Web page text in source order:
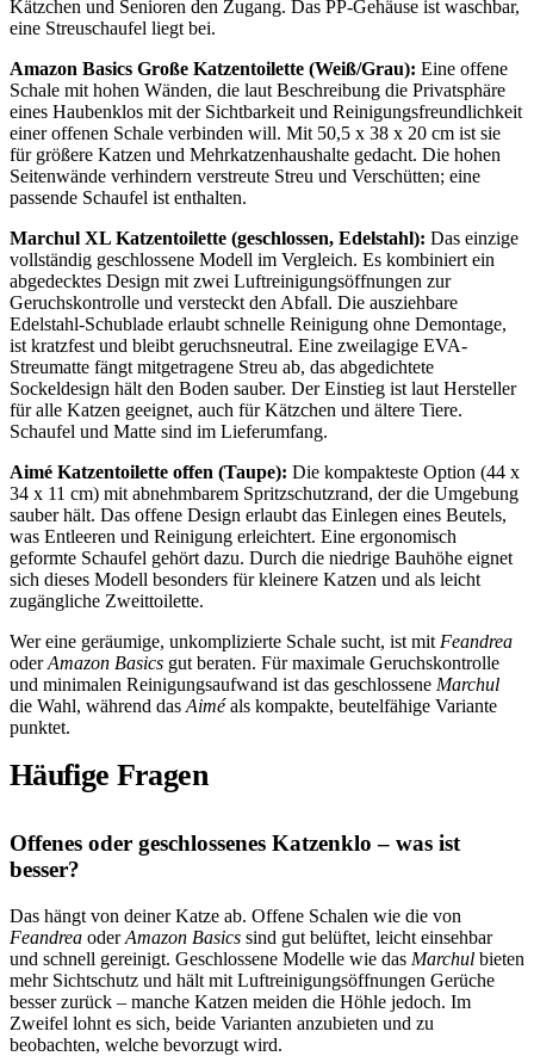
Kätzchen und Senioren den Zugang. Das PP-Gehäuse ist waschbar,
eine Streuschaufel liegt bei.
Amazon Basics Große Katzentoilette (Weiß/Grau): Eine offene
Schale mit hohen Wänden, die laut Beschreibung die Privatsphäre
eines Haubenklos mit der Sichtbarkeit und Reinigungsfreundlichkeit
einer offenen Schale verbinden will. Mit 50,5 x 38 x 20 cm ist sie
für größere Katzen und Mehrkatzenhaushalte gedacht. Die hohen
Seitenwände verhindern verstreute Streu und Verschütten; eine
passende Schaufel ist enthalten.
Marchul XL Katzentoilette (geschlossen, Edelstahl): Das einzige
vollständig geschlossene Modell im Vergleich. Es kombiniert ein
abgedecktes Design mit zwei Luftreinigungsöffnungen zur
Geruchskontrolle und versteckt den Abfall. Die ausziehbare
Edelstahl-Schublade erlaubt schnelle Reinigung ohne Demontage,
ist kratzfest und bleibt geruchsneutral. Eine zweilagige EVA-
Streumatte fängt mitgetragene Streu ab, das abgedichtete
Sockeldesign hält den Boden sauber. Der Einstieg ist laut Hersteller
für alle Katzen geeignet, auch für Kätzchen und ältere Tiere.
Schaufel und Matte sind im Lieferumfang.
Aimé Katzentoilette offen (Taupe): Die kompakteste Option (44 x
34 x 11 cm) mit abnehmbarem Spritzschutzrand, der die Umgebung
sauber hält. Das offene Design erlaubt das Einlegen eines Beutels,
was Entleeren und Reinigung erleichtert. Eine ergonomisch
geformte Schaufel gehört dazu. Durch die niedrige Bauhöhe eignet
sich dieses Modell besonders für kleinere Katzen und als leicht
zugängliche Zweittoilette.
Wer eine geräumige, unkomplizierte Schale sucht, ist mit Feandrea
oderAmazon Basics gut beraten. Für maximale Geruchskontrolle
und minimalen Reinigungsaufwand ist das geschlossene Marchul
die Wahl, während das Aiméals kompakte, beutelfähige Variante
punktet.
Häufige Fragen
Offenes oder geschlossenes Katzenklo – was ist
besser?
Das hängt von deiner Katze ab. Offene Schalen wie die von
Feandrea oderAmazon Basics sind gut belüftet, leicht einsehbar
und schnell gereinigt. Geschlossene Modelle wie das Marchul bieten
mehr Sichtschutz und hält mit Luftreinigungsöffnungen Gerüche
besser zurück – manche Katzen meiden die Höhle jedoch. Im
Zweifel lohnt es sich, beide Varianten anzubieten und zu
beobachten, welche bevorzugt wird.